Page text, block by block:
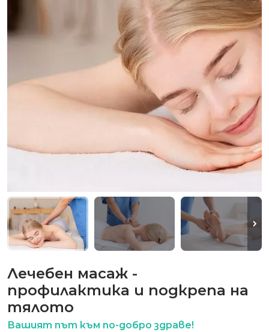
Лечебен масаж -
профилактика и подкрепа на
тялото
Вашият път към по-добро здраве!